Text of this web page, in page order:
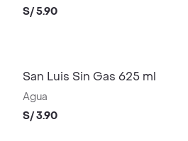
S/ 5.90
San Luis Sin Gas 625 ml
Agua
S/ 3.90